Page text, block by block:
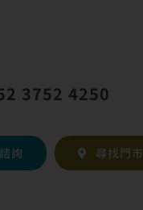
3752 4250
詢 尋找門市